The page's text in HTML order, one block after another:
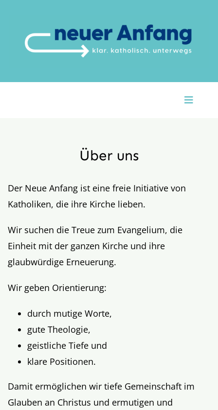
springen
Toggle
Argumente
Aktion
Veröffentlichungen
Über uns
Der Neue Anfang ist eine freie Initiative von
Katholiken, die ihre Kirche lieben.
Wir suchen die Treue zum Evangelium, die
Einheit mit der ganzen Kirche und ihre
glaubwürdige Erneuerung.
Wir geben Orientierung:
durch mutige Worte,
gute Theologie,
geistliche Tiefe und
klare Positionen.
Damit ermöglichen wir tiefe Gemeinschaft im
Glauben an Christus und ermutigen und